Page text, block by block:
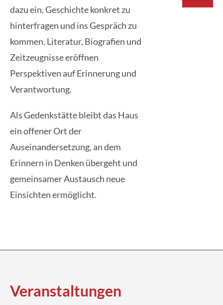
dazu ein, Geschichte konkret zu
hinterfragen und ins Gespräch zu
kommen. Literatur, Biografien und
Zeitzeugnisse eröffnen
Perspektiven auf Erinnerung und
Verantwortung.
Als Gedenkstätte bleibt das Haus
ein offener Ort der
Auseinandersetzung, an dem
Erinnern in Denken übergeht und
gemeinsamer Austausch neue
Einsichten ermöglicht.
Veran­staltungen